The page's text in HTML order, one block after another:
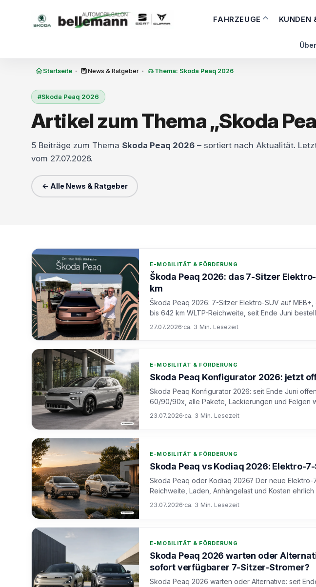
FAHRZEUGE KUNDEN
Startseite · News & Ratgeber · Thema: Skoda Peaq 2026
#Skoda Peaq 2026
Artikel zum Thema „Skoda
5 Beiträge zum Thema Skoda Peaq 2026 – sortiert nach Aktualität.
vom 27.07.2026.
← Alle News & Ratgeber
E-MOBILITÄT & FÖRDERUNG
Škoda Peaq 2026: das 7-Sitzer
km
Škoda Peaq 2026: 7-Sitzer Elektro-SUV auf
bis 642 km WLTP-Reichweite, seit Ende Juni
27.07.2026·ca. 3 Min. Lesezeit
E-MOBILITÄT & FÖRDERUNG
Skoda Peaq Konfigurator 2026: jetzt
Skoda Peaq Konfigurator 2026: seit Ende Juni
60/90/90x, alle Pakete, Lackierungen und Felgen
23.07.2026·ca. 3 Min. Lesezeit
E-MOBILITÄT & FÖRDERUNG
Skoda Peaq vs Kodiaq 2026: Elektro-
Skoda Peaq oder Kodiaq 2026? Der neue Elektro-
Reichweite, Laden, Anhängelast und Kosten
23.07.2026·ca. 3 Min. Lesezeit
E-MOBILITÄT & FÖRDERUNG
Skoda Peaq 2026 warten oder
sofort verfügbarer 7-Sitzer-Stromer?
Skoda Peaq 2026 warten oder Alternative: seit